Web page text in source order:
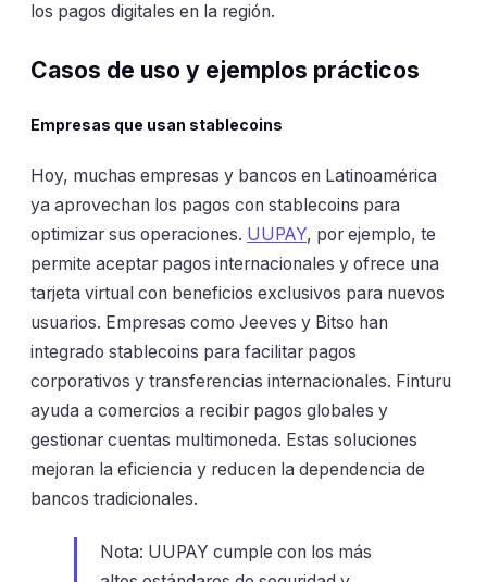
los pagos digitales en la región.
Casos de uso y ejemplos prácticos
Empresas que usan stablecoins
Hoy, muchas empresas y bancos en Latinoamérica
ya aprovechan los pagos con stablecoins para
optimizar sus operaciones. UUPAY, por ejemplo, te
permite aceptar pagos internacionales y ofrece una
tarjeta virtual con beneficios exclusivos para nuevos
usuarios. Empresas como Jeeves y Bitso han
integrado stablecoins para facilitar pagos
corporativos y transferencias internacionales. Finturu
ayuda a comercios a recibir pagos globales y
gestionar cuentas multimoneda. Estas soluciones
mejoran la eficiencia y reducen la dependencia de
bancos tradicionales.
Nota: UUPAY cumple con los más